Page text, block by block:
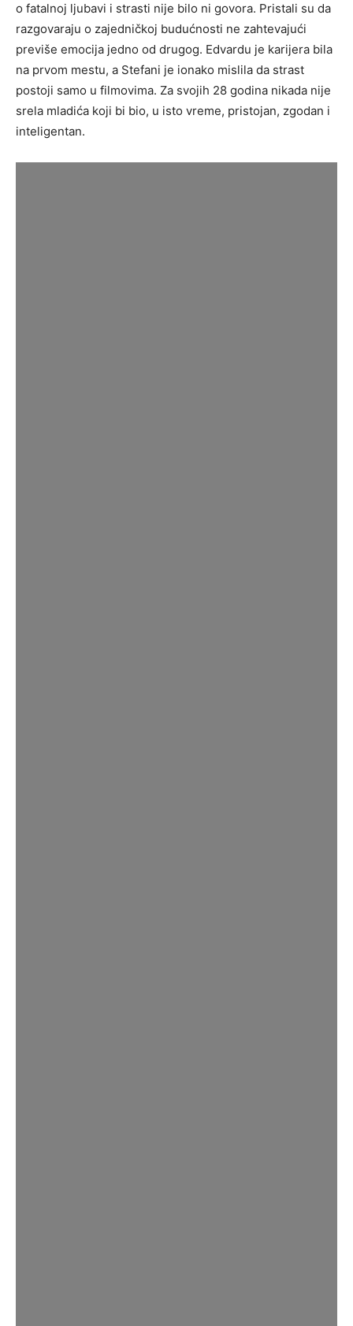
o fatalnoj ljubavi i strasti nije bilo ni govora. Pristali su da
razgovaraju o zajedničkoj budućnosti ne zahtevajući
previše emocija jedno od drugog. Edvardu je karijera bila
na prvom mestu, a Stefani je ionako mislila da strast
postoji samo u filmovima. Za svojih 28 godina nikada nije
srela mladića koji bi bio, u isto vreme, pristojan, zgodan i
inteligentan.